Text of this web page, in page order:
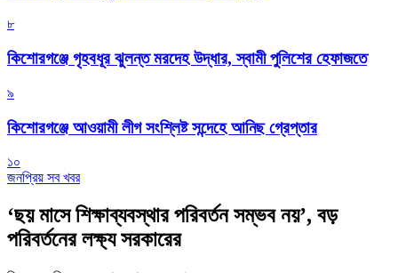
৮
কিশোরগঞ্জে গৃহবধূর ঝুলন্ত মরদেহ উদ্ধার, স্বামী পুলিশের হেফাজতে
৯
কিশোরগঞ্জে আওয়ামী লীগ সংশ্লিষ্ট সন্দেহে আনিছ গ্রেপ্তার
১০
জনপ্রিয় সব খবর
‘ছয় মাসে শিক্ষাব্যবস্থার পরিবর্তন সম্ভব নয়’, বড়
পরিবর্তনের লক্ষ্য সরকারের